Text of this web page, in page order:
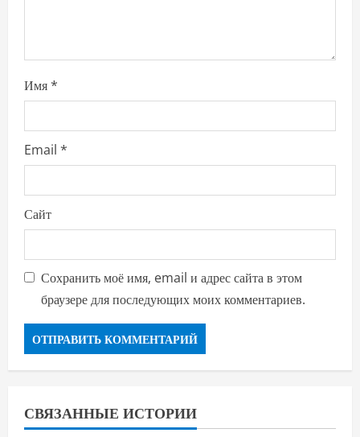
Имя*
Email *
Сайт
Сохранить моё имя, email и адрес сайта в этом
браузере для последующих моих комментариев.
СВЯЗАННЫЕ ИСТОРИИ